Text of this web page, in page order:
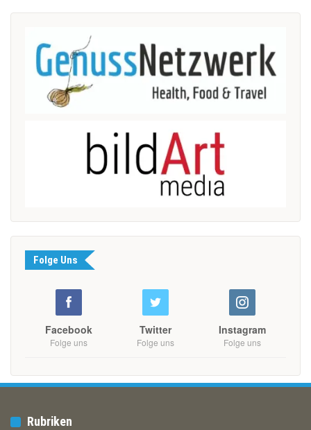
Folge Uns
Facebook
Folge uns
Twitter
Folge uns
Instagram
Folge uns
Rubriken